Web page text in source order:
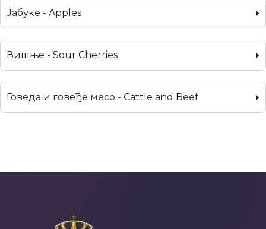
Јабуке - Apples
Вишње - Sour Cherries
Говеда и говеђе месо - Cattle and Beef